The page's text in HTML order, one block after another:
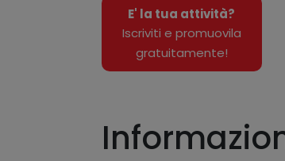
E' la tua attività?
Iscriviti e promuovila
gratuitamente!